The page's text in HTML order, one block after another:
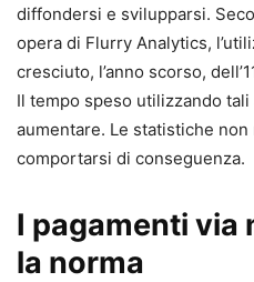
diffondersi e svilupparsi.
opera di Flurry Analytics,
cresciuto, l’anno scorso,
Il tempo speso utilizzando
aumentare. Le statistiche
comportarsi di conseguenza.
I pagamenti via
la norma